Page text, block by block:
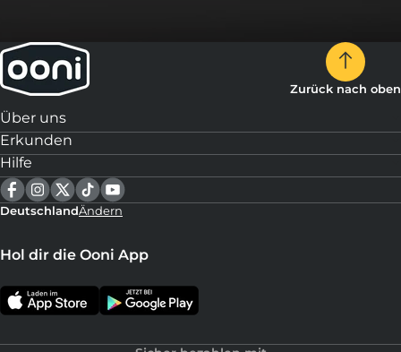
Zurück nach oben
Über uns
Erkunden
Hilfe
DeutschlandÄndern
Hol dir die Ooni App